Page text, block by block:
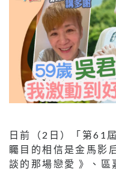
日前（2日）「第61
矚目的相信是金馬影
談的那場戀愛 》、區